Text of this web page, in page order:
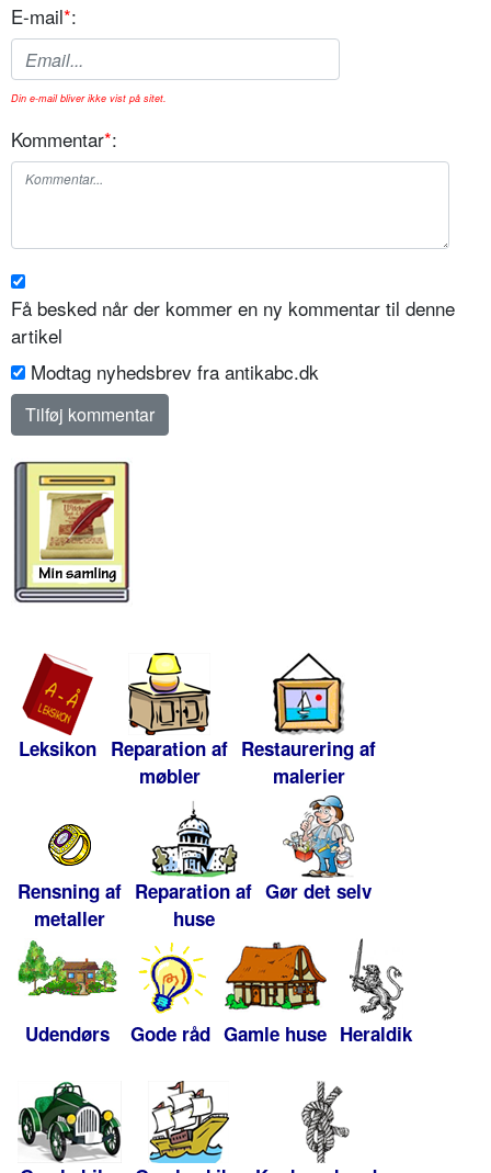
E-mail*:
Din e-mail bliver ikke vist på sitet.
Kommentar*:
Få besked når der kommer en ny kommentar til denne
artikel
Modtag nyhedsbrev fra antikabc.dk
Leksikon Reparation af
møbler
Restaurering af
malerier
Rensning af
metaller
Reparation af
huse
Gør det selv
Udendørs Gode råd Gamle huse Heraldik